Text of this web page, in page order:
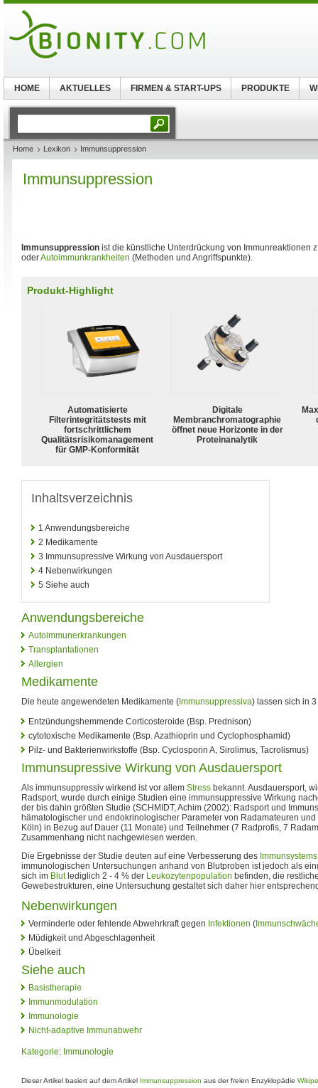
Home Lexikon Immunsuppression
Immunsuppression
Immunsuppression ist die künstliche Unterdrückung von Immunreaktionen
oderAutoimmunkrankheiten (Methoden und Angriffspunkte).
Produkt-Highlight
Automatisierte
Filterintegritätstests mit
fortschrittlichem
Qualitätsrisikomanagement
für GMP-Konformität
Digitale
Membranchromatographie
öffnet neue Horizonte in der
Proteinanalytik
Inhaltsverzeichnis
1 Anwendungsbereiche
2 Medikamente
3 Immunsupressive Wirkung von Ausdauersport
4 Nebenwirkungen
5 Siehe auch
Anwendungsbereiche
Autoimmunerkrankungen
Transplantationen
Allergien
Medikamente
Die heute angewendeten Medikamente ( Immunsuppressiva) lassen sich in
Entzündungshemmende Corticosteroide (Bsp. Prednison)
cytotoxische Medikamente (Bsp. Azathioprin und Cyclophosphamid)
Pilz- und Bakterienwirkstoffe (Bsp. Cyclosporin A, Sirolimus, Tacrolismus)
Immunsupressive Wirkung von Ausdauersport
Als immunsuppressiv wirkend ist vor allem Stress bekannt. Ausdauersport,
Radsport, wurde durch einige Studien eine immunsuppressive Wirkung
der bis dahin größten Studie (SCHMIDT, Achim (2002): Radsport und
hämatologischer und endokrinologischer Parameter von Radamateuren
Köln) in Bezug auf Dauer (11 Monate) und Teilnehmer (7 Radprofis, 7
Zusammenhang nicht nachgewiesen werden.
Die Ergebnisse der Studie deuten auf eine Verbesserung des Immunsystems
immunologischen Untersuchungen anhand von Blutproben ist jedoch als
sich im Blutlediglich 2 - 4 % der Leukozytenpopulation befinden, die
Gewebestrukturen, eine Untersuchung gestaltet sich daher hier
Nebenwirkungen
Verminderte oder fehlende Abwehrkraft gegen Infektionen (
Müdigkeit und Abgeschlagenheit
Übelkeit
Siehe auch
Basistherapie
Immunmodulation
Immunologie
Nicht-adaptive Immunabwehr
Kategorie: Immunologie
Dieser Artikel basiert auf dem Artikel Immunsuppression aus der freien Enzyklopädie
HOME AKTUELLES FIRMEN & START-UPS PRODUKTE